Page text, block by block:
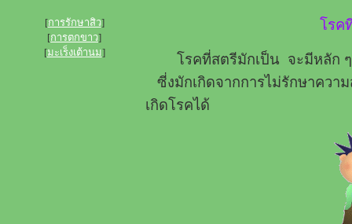
[การรักษาสิว]
[การตกขาว]
[มะเร็งเต้านม]
โรค
โรคที่สตรีมักเป็น จะมีหลัก ๆ
ซี่งมักเกิดจากการไม่รักษาคว
เกิดโรคได้